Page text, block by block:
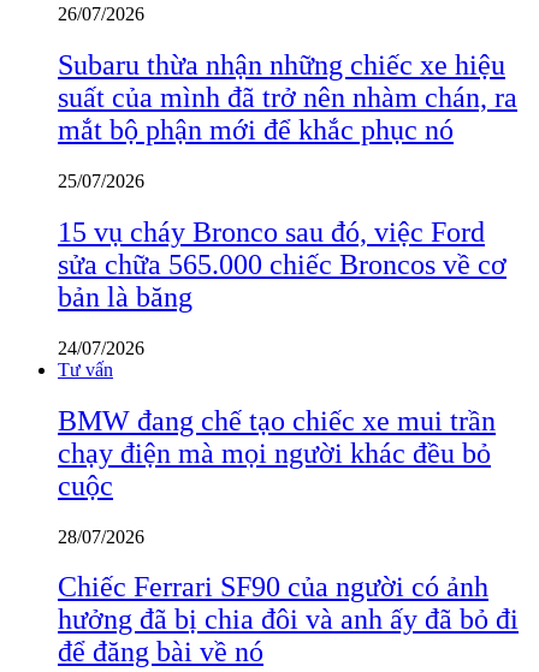
26/07/2026
Subaru thừa nhận những chiếc xe hiệu
suất của mình đã trở nên nhàm chán, ra
mắt bộ phận mới để khắc phục nó
25/07/2026
15 vụ cháy Bronco sau đó, việc Ford
sửa chữa 565.000 chiếc Broncos về cơ
bản là băng
24/07/2026
Tư vấn
BMW đang chế tạo chiếc xe mui trần
chạy điện mà mọi người khác đều bỏ
cuộc
28/07/2026
Chiếc Ferrari SF90 của người có ảnh
hưởng đã bị chia đôi và anh ấy đã bỏ đi
để đăng bài về nó